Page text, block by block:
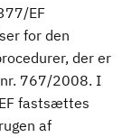
EF
for den
der er
767/2008. I
fastsættes
af